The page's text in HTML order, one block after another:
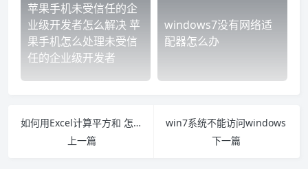
苹果手机未受信任的企
业级开发者怎么解决 苹
果手机怎么处理未受信
任的企业级开发者
windows7没有网络适
配器怎么办
如何用Excel计算平方和 怎么用excel计算平方
上一篇
win7系统不能访问windows
下一篇